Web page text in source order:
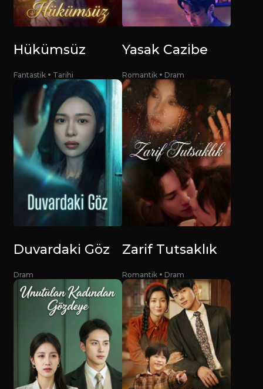
Hükümsüz
Fantastik Tarihi
Yasak Cazibe
Romantik Dram
Duvardaki Göz
Dram
Zarif Tutsaklık
Romantik Dram